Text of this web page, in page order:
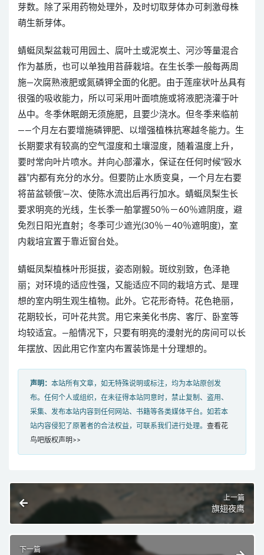
芽数。除了采用药物处理外，及时切取芽体办可刺激母株
萌生新芽体。
蜻蜓凤梨盆栽可用园土、腐叶土或泥炭土、河沙等量混合
作为基质，也可以单独用苔薛栽培。在生长季一般每两周
施—次腐熟液肥或氮磷钾全面的化肥。由于莲座状叶丛具有
很强的吸收能力，所以可采用叶面喷施或将液肥浇灌于叶
丛中。冬季休眠朗无须施肥，且要少浇水。但冬季来临前
——个月左右要增施磷钾肥、以增强植株抗寒越冬能力。生
长期要求有较高的空气湿度和土壤湿度，随着温度上升，
要时常向叶片喷水。并向心部灌水，保证在任何时候“殴水
器”内都有充分的水分。但要防止水质变臭，一个月左右要
将苗盆顿俄’—次、使陈水流出后再行加水。蜻蜓凤梨生长
要求明亮的光线，生长季一舶掌握50％－60％遮阴度，避
免烈日阳光直射；冬季可少遮光(30％－40％遮明度)，室
内栽培宜置于靠近窗台处。
蜻蜓凤梨植株叶形挺拔，姿态刚毅。斑纹别致，色泽艳
丽；对环境的适应性强，又能适应不同的栽培方式、是理
想的室内明生观生植物。此外。它花形奇特。花色艳丽，
花期较长，可叶花共赏。用它来美化书房、客厅、卧室等
均较适宜。—船情况下，只要有明亮的漫射光的房间可以长
年摆放、因此用它作室内布置装饰是十分理想的。
声明： 本站所有文章，如无特殊说明或标注，均为本站原创发
布。任何个人或组织，在未征得本站同意时，禁止复制、盗用、
采集、发布本站内容到任何网站、书籍等各类媒体平台。如若本
站内容侵犯了原著者的合法权益，可联系我们进行处理。 查看花
鸟吧版权声明>>
上一篇
旗翅夜鹰
下一篇